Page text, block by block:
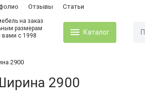
Отзывы Статьи
на заказ
размерам
с 1998
Каталог
2900
2900